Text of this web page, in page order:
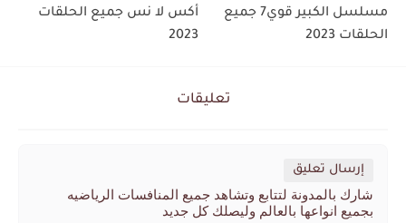
مسلسل الكبير قوي7 جميع
الحلقات 2023
أكس لا نس جميع الحلقات
2023
تعليقات
إرسال تعليق
شارك بالمدونة لتتابع وتشاهد جميع المنافسات الرياضيه
بجميع انواعها بالعالم وليصلك كل جديد